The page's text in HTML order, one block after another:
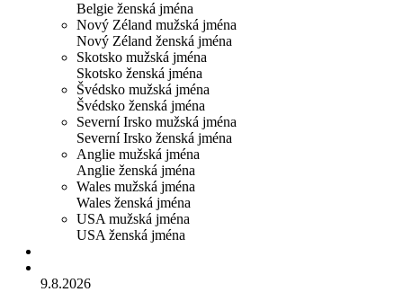
Belgie ženská jména
Nový Zéland mužská jména
Nový Zéland ženská jména
Skotsko mužská jména
Skotsko ženská jména
Švédsko mužská jména
Švédsko ženská jména
Severní Irsko mužská jména
Severní Irsko ženská jména
Anglie mužská jména
Anglie ženská jména
Wales mužská jména
Wales ženská jména
USA mužská jména
USA ženská jména
9.8.2026